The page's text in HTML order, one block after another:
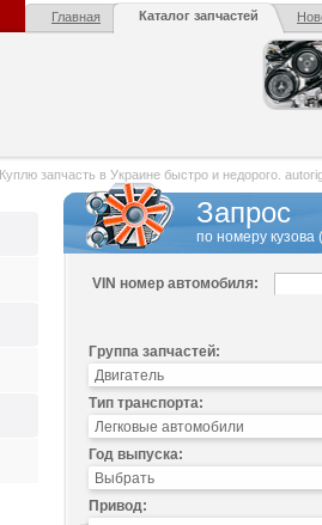
Главная Каталог запчастей
запчасть в Украине быстро и недорого.
Запрос
по номеру кузова
VIN номер автомобиля:
Группа запчастей:
Тип транспорта:
Год выпуска:
Привод: